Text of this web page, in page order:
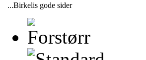
...Birkelis gode sider